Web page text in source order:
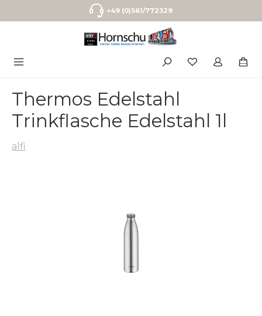
Zum Hauptinhalt springen+49 (0)561/772329
Thermos Edelstahl
Trinkflasche Edelstahl 1l
alfi